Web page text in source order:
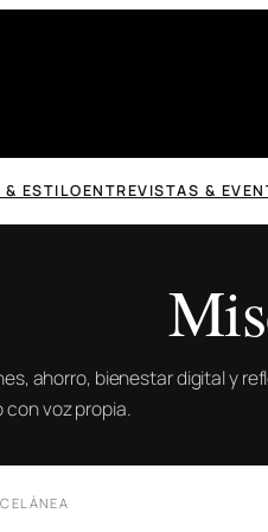
& ESTILOENTREVISTAS &
ahorro, bienestar digital y
voz propia.